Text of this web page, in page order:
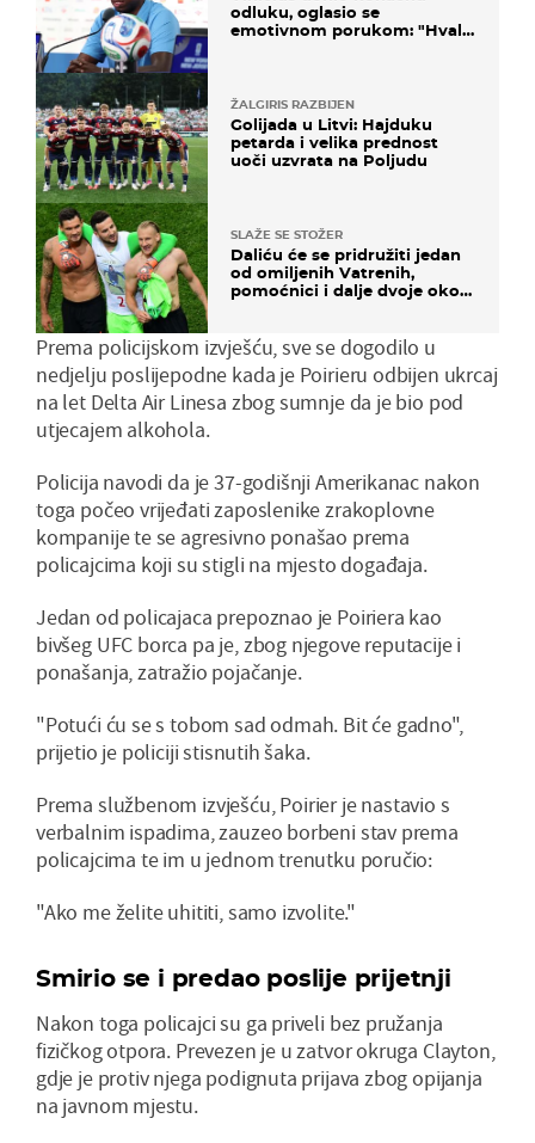
odluku, oglasio se
emotivnom porukom: "Hvala
ŽALGIRIS RAZBIJEN
Golijada u Litvi: Hajduku
petarda i velika prednost
uoči uzvrata na Poljudu
SLAŽE SE STOŽER
Daliću će se pridružiti jedan
od omiljenih Vatrenih,
pomoćnici i dalje dvoje oko
Prema policijskom izvješću, sve se dogodilo u
nedjelju poslijepodne kada je Poirieru odbijen ukrcaj
na let Delta Air Linesa zbog sumnje da je bio pod
utjecajem alkohola.
Policija navodi da je 37-godišnji Amerikanac nakon
toga počeo vrijeđati zaposlenike zrakoplovne
kompanije te se agresivno ponašao prema
policajcima koji su stigli na mjesto događaja.
Jedan od policajaca prepoznao je Poiriera kao
bivšeg UFC borca pa je, zbog njegove reputacije i
ponašanja, zatražio pojačanje.
"Potući ću se s tobom sad odmah. Bit će gadno",
prijetio je policiji stisnutih šaka.
Prema službenom izvješću, Poirier je nastavio s
verbalnim ispadima, zauzeo borbeni stav prema
policajcima te im u jednom trenutku poručio:
"Ako me želite uhititi, samo izvolite."
Smirio se i predao poslije prijetnji
Nakon toga policajci su ga priveli bez pružanja
fizičkog otpora. Prevezen je u zatvor okruga Clayton,
gdje je protiv njega podignuta prijava zbog opijanja
na javnom mjestu.